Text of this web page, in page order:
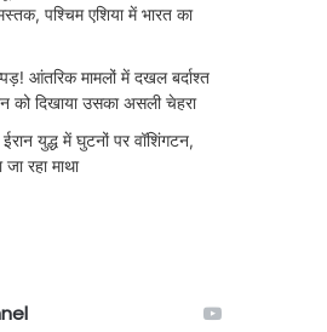
पश्चिम एशिया में भारत का
आंतरिक मामलों में दखल बर्दाश्त
को दिखाया उसका असली चेहरा
युद्ध में घुटनों पर वॉशिंगटन,
रहा माथा